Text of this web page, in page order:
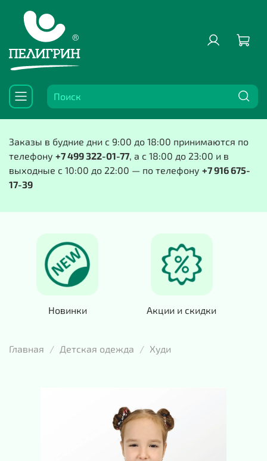
Заказы в будние дни с 9:00 до 18:00 принимаются по
телефону +7 499 322-01-77, а с 18:00 до 23:00 и в
выходные с 10:00 до 22:00 — по телефону +7 916 675-
17-39
Новинки Акции и скидки
Главная Детская одежда Худи